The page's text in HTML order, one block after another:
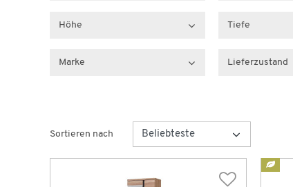
Höhe Tiefe
Marke Lieferzustand
Sortieren nach